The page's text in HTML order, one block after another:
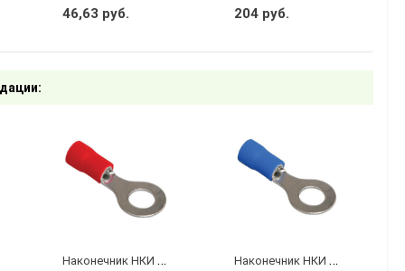
46,63 руб. 204 руб.
Н
аконечник НКИ 1,25-6 кольцо 0,5-1,5мм (20шт/упак) IEK Н
аконечник НКИ 2-3 кольцо 1,5-2,5мм (20шт/упак) IEK